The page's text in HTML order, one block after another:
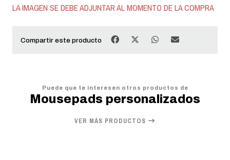
LA IMAGEN SE DEBE ADJUNTAR AL MOMENTO DE LA COMPRA
Compartir este producto
Puede que te interesen otros productos de
Mousepads personalizados
VER MÁS PRODUCTOS